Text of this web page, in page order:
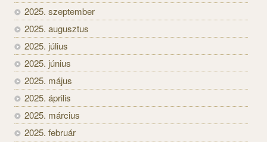
2025. szeptember
2025. augusztus
2025. július
2025. június
2025. május
2025. április
2025. március
2025. február